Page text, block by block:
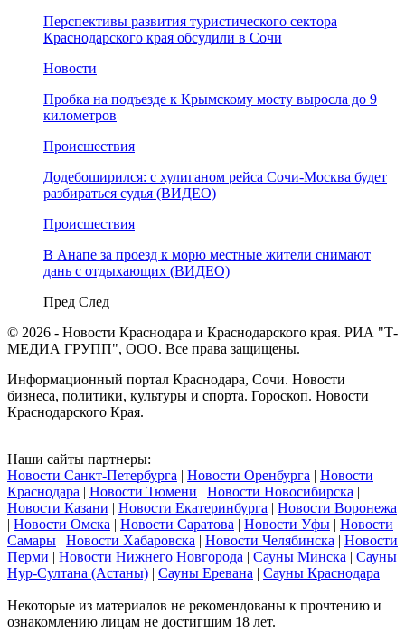
Перспективы развития туристического сектора
Краснодарского края обсудили в Сочи
Новости
Пробка на подъезде к Крымскому мосту выросла до 9
километров
Происшествия
Додебоширился: с хулиганом рейса Сочи-Москва будет
разбираться судья (ВИДЕО)
Происшествия
В Анапе за проезд к морю местные жители снимают
дань с отдыхающих (ВИДЕО)
Пред След
© 2026 - Новости Краснодара и Краснодарского края. РИА "Т-
МЕДИА ГРУПП", ООО. Все права защищены.
Информационный портал Краснодара, Сочи. Новости
бизнеса, политики, культуры и спорта. Гороскоп. Новости
Краснодарского Края.
Наши сайты партнеры:
Новости Санкт-Петербурга | Новости Оренбурга | Новости
Краснодара | Новости Тюмени | Новости Новосибирска |
Новости Казани | Новости Екатеринбурга | Новости Воронежа
| Новости Омска | Новости Саратова | Новости Уфы | Новости
Самары | Новости Хабаровска | Новости Челябинска | Новости
Перми | Новости Нижнего Новгорода | Сауны Минска | Сауны
Нур-Султана (Астаны) | Сауны Еревана | Сауны Краснодара
Некоторые из материалов не рекомендованы к прочтению и
ознакомлению лицам не достигшим 18 лет.